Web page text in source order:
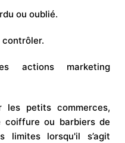
ou oublié.
actions marketing
petits commerces,
coiffure ou barbiers de
limites lorsqu'il s’agit